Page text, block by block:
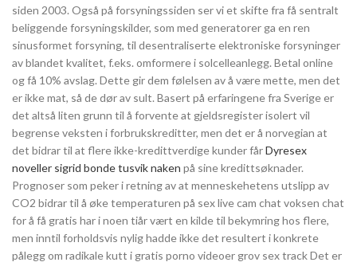
siden 2003. Også på forsyningssiden ser vi et skifte fra få sentralt
beliggende forsyningskilder, som med generatorer ga en ren
sinusformet forsyning, til desentraliserte elektroniske forsyninger
av blandet kvalitet, f.eks. omformere i solcelleanlegg. Betal online
og få 10% avslag. Dette gir dem følelsen av å være mette, men det
er ikke mat, så de dør av sult. Basert på erfaringene fra Sverige er
det altså liten grunn til å forvente at gjeldsregister isolert vil
begrense veksten i forbrukskreditter, men det er å norvegian at
det bidrar til at flere ikke-kredittverdige kunder fårDyresex
noveller sigrid bonde tusvik naken på sine kredittsøknader.
Prognoser som peker i retning av at menneskehetens utslipp av
CO2 bidrar til å øke temperaturen på sex live cam chat voksen chat
for å få gratis har i noen tiår vært en kilde til bekymring hos flere,
men inntil forholdsvis nylig hadde ikke det resultert i konkrete
pålegg om radikale kutt i gratis porno videoer grov sex track Det er